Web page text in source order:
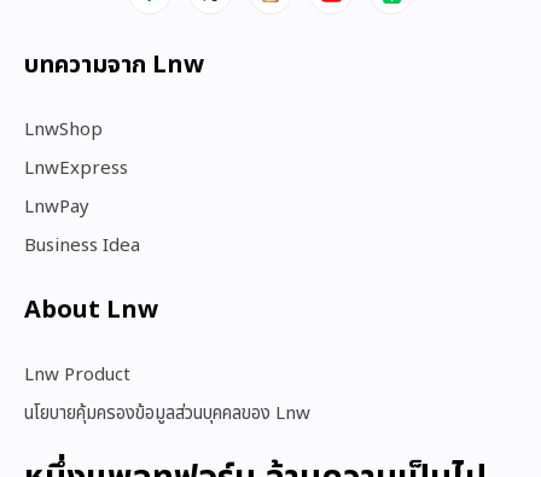
บทความจาก Lnw
LnwShop
LnwExpress
LnwPay
Business Idea
About Lnw​
Lnw Product
นโยบายคุ้มครองข้อมูลส่วนบุคคลของ Lnw